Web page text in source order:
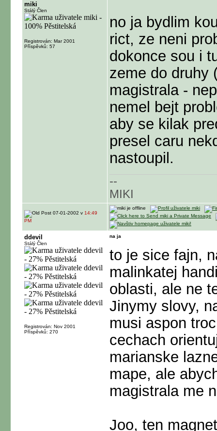
miki
Stálý Člen
Registrován: Mar 2001
Příspěvků: 57
no ja bydlim
rict, ze neni
dokonce sou i
zeme do druhy
magistrala -
nemel bejt
aby se kilak
presel caru
nastoupil.
--
MIKI
07-01-2002 v 14:49
PM
ddevil
Stálý Člen
Registrován: Nov 2001
Příspěvků: 270
na ja
to je sice fajn,
malinkatej
oblasti, ale ne
Jinymy slovy,
musi aspon
cechach
marianske
mape, ale
magistrala me
Joo, ten